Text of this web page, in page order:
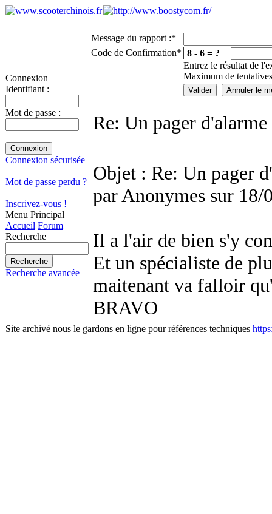
Connexion
Identifiant :
Mot de passe :
Connexion sécurisée
Mot de passe perdu ?
Inscrivez-vous !
Menu Principal
Accueil Forum
Recherche
Recherche avancée
Message du rapport :*
Code de Confirmation* 8 - 6 = ?
Entrez le résultat de
Maximum de
Re: Un pager
Objet : Re: Un pager
par Anonymes sur 18/
Il a l'air de bien s'y
Et un spécialiste de
maitenant va falloir
BRAVO
Site archivé nous le gardons en ligne pour références techniques